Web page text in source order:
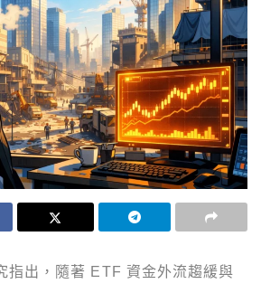
指出，隨著 ETF 資金外流趨緩與